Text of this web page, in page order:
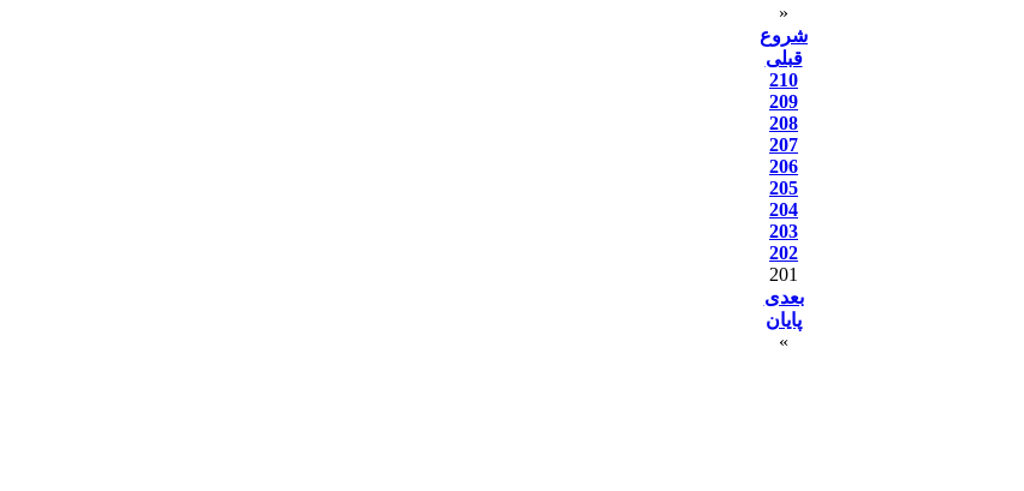
«
شروع
قبلی
210
209
208
207
206
205
204
203
202
201
بعدی
پایان
»